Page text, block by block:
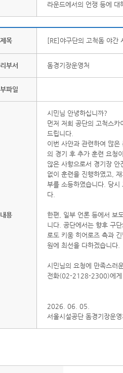
라운드에서의 언쟁 등에
제목 [RE]야구단의 고척돔 야간
부서 돔경기장운영처
파일
내용
시민님 안녕하십니까?
먼저 저희 공단의 고척스
드립니다.
이번 사안과 관련하여 많
의 경기 후 추가 훈련 요청
않은 사항으로서 경기장
없이 훈련을 진행하였고,
부를 소등하였습니다. 당시
다.
한편, 일부 언론 등에서 보
니다. 공단에서는 향후 구
로도 키움 히어로즈 측과
원에 최선을 다하겠습니다.
시민님의 요청에 만족스러
전화(02-2128-2300)에게
2026. 06. 05.
서울시설공단 돔경기장운